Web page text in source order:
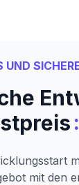
UND
:
mit den